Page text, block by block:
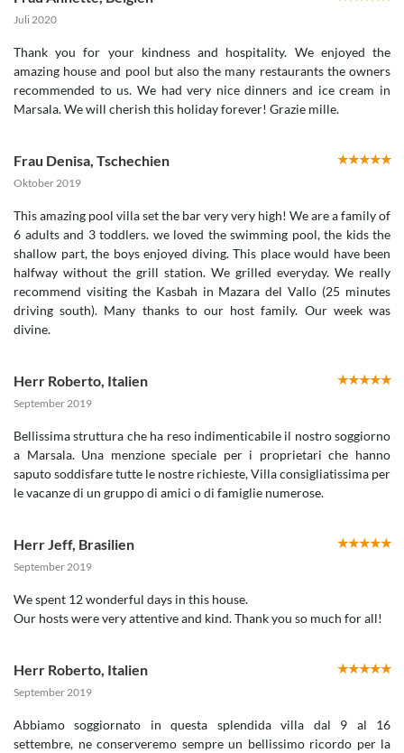
Juli 2020
Thank you for your kindness and hospitality. We enjoyed the
amazing house and pool but also the many restaurants the owners
recommended to us. We had very nice dinners and ice cream in
Marsala. We will cherish this holiday forever! Grazie mille.
Frau Denisa Tschechien
Oktober 2019
This amazing pool villa set the bar very very high! We are a family of
6 adults and 3 toddlers. we loved the swimming pool, the kids the
shallow part, the boys enjoyed diving. This place would have been
halfway without the grill station. We grilled everyday. We really
recommend visiting the Kasbah in Mazara del Vallo (25 minutes
driving south). Many thanks to our host family. Our week was
divine.
Herr Roberto Italien
September 2019
Bellissima struttura che ha reso indimenticabile il nostro soggiorno
a Marsala. Una menzione speciale per i proprietari che hanno
saputo soddisfare tutte le nostre richieste, Villa consigliatissima per
le vacanze di un gruppo di amici o di famiglie numerose.
Herr Jeff, Brasilien
September 2019
We spent 12 wonderful days in this house.
Our hosts were very attentive and kind. Thank you so much for all!
Herr Roberto Italien
September 2019
Abbiamo soggiornato in questa splendida villa dal 9 al 16
settembre, ne conserveremo sempre un bellissimo ricordo per la